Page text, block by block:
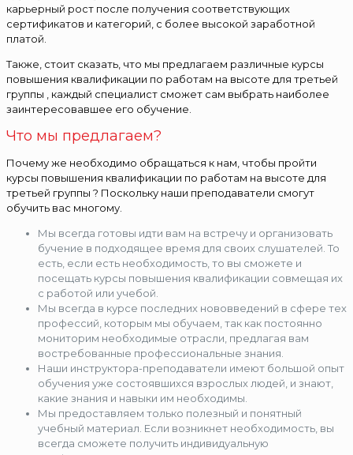
карьерный рост после получения соответствующих
сертификатов и категорий, с более высокой заработной
платой.
Также, стоит сказать, что мы предлагаем различные курсы
повышения квалификации по работам на высоте для третьей
группы , каждый специалист сможет сам выбрать наиболее
заинтересовавшее его обучение.
Что мы предлагаем?
Почему же необходимо обращаться к нам, чтобы пройти
курсы повышения квалификации по работам на высоте для
третьей группы ? Поскольку наши преподаватели смогут
обучить вас многому.
Мы всегда готовы идти вам на встречу и организовать
бучение в подходящее время для своих слушателей. То
есть, если есть необходимость, то вы сможете и
посещать курсы повышения квалификации совмещая их
с работой или учебой.
Мы всегда в курсе последних нововведений в сфере тех
профессий, которым мы обучаем, так как постоянно
мониторим необходимые отрасли, предлагая вам
востребованные профессиональные знания.
Наши инструктора-преподаватели имеют большой опыт
обучения уже состоявшихся взрослых людей, и знают,
какие знания и навыки им необходимы.
Мы предоставляем только полезный и понятный
учебный материал. Если возникнет необходимость, вы
всегда сможете получить индивидуальную